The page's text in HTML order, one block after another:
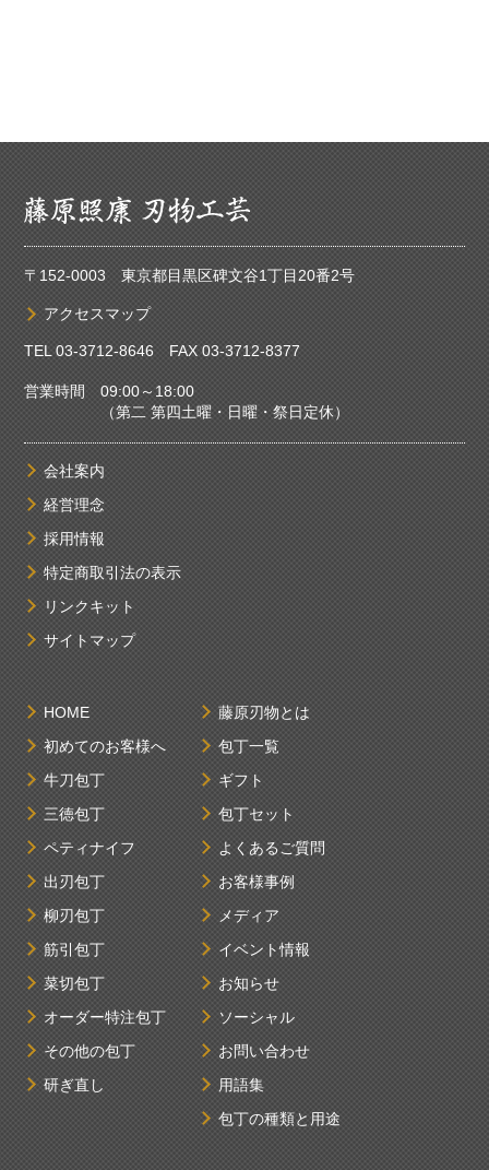
〒152-0003 東京都目黒区碑文谷1丁目20番2号
アクセスマップ
TEL03-3712-8646FAX 03-3712-8377
営業時間 09:00～18:00
（第二 第四土曜・日曜・祭日定休）
会社案内
経営理念
採用情報
特定商取引法の表示
リンクキット
サイトマップ
HOME
初めてのお客様へ
牛刀包丁
三徳包丁
ペティナイフ
出刃包丁
柳刃包丁
筋引包丁
菜切包丁
オーダー特注包丁
その他の包丁
研ぎ直し
藤原刃物とは
包丁一覧
ギフト
包丁セット
よくあるご質問
お客様事例
メディア
イベント情報
お知らせ
ソーシャル
お問い合わせ
用語集
包丁の種類と用途